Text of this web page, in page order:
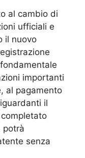
al cambio di
ufficiali e
il nuovo
importanti
al pagamento
il
potrà
senza